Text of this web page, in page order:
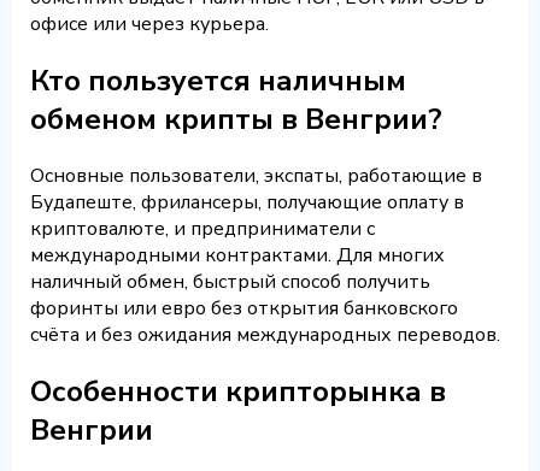
офисе или через курьера.
Кто пользуется наличным
обменом крипты в Венгрии?
Основные пользователи, экспаты, работающие в
Будапеште, фрилансеры, получающие оплату в
криптовалюте, и предприниматели с
международными контрактами. Для многих
наличный обмен, быстрый способ получить
форинты или евро без открытия банковского
счёта и без ожидания международных переводов.
Особенности крипторынка в
Венгрии